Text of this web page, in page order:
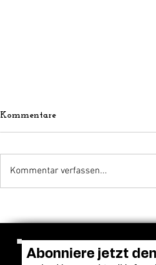
Guadagnino mit dem Cartier
Award
Kommentare
Kommentar verfassen...
Abonniere jetzt